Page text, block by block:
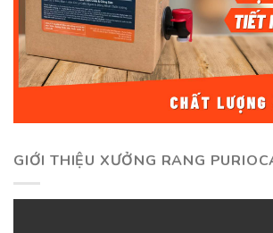
GIỚI THIỆU XƯỞNG RANG